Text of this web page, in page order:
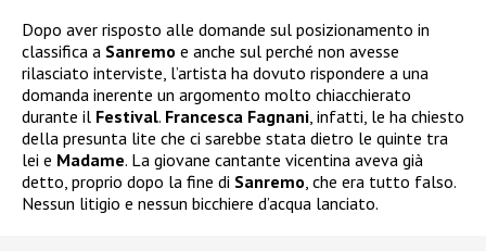
Dopo aver risposto alle domande sul posizionamento in
classifica a Sanremo e anche sul perché non avesse
rilasciato interviste, l’artista ha dovuto rispondere a una
domanda inerente un argomento molto chiacchierato
durante il Festival. Francesca Fagnani, infatti, le ha chiesto
della presunta lite che ci sarebbe stata dietro le quinte tra
lei e Madame. La giovane cantante vicentina aveva già
detto, proprio dopo la fine di Sanremo, che era tutto falso.
Nessun litigio e nessun bicchiere d’acqua lanciato.